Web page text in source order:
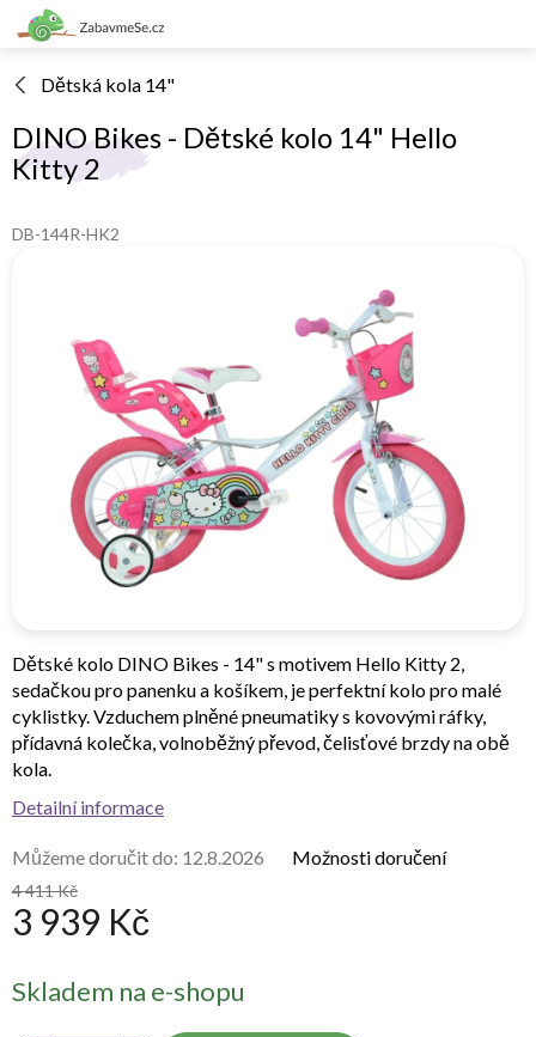
Přejít
na
Dětská kola 14"
DINO Bikes - Dětské kolo 14" Hello
Kitty 2
DB-144R-HK2
4 411 Kč
3 939 Kč
cena:
Skladem na e-shopu
Můžeme doručit do: 12.8.2026 Možnosti doručení
Dětské kolo DINO Bikes - 14" s motivem Hello Kitty 2,
sedačkou pro panenku a košíkem, je perfektní kolo pro malé
cyklistky. Vzduchem plněné pneumatiky s kovovými ráfky,
přídavná kolečka, volnoběžný převod, čelisťové brzdy na obě
kola.
Detailní informace